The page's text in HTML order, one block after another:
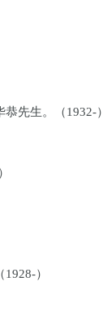
先生。（1932-）
）